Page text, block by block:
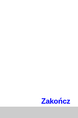
Zakończ